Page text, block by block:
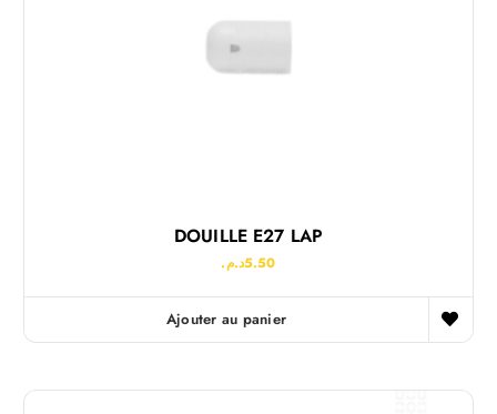
DOUILLE E27 LAP
5.50د.م.
Ajouter au panier